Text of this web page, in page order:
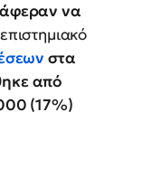
να
στα
από
(17%)